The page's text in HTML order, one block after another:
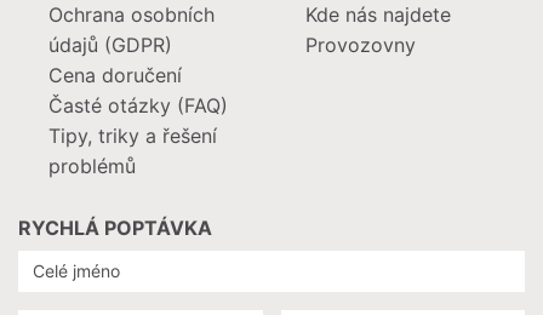
Ochrana osobních
údajů (GDPR)
Cena doručení
Časté otázky (FAQ)
Tipy, triky a řešení
problémů
Kde nás najdete
Provozovny
RYCHLÁ POPTÁVKA